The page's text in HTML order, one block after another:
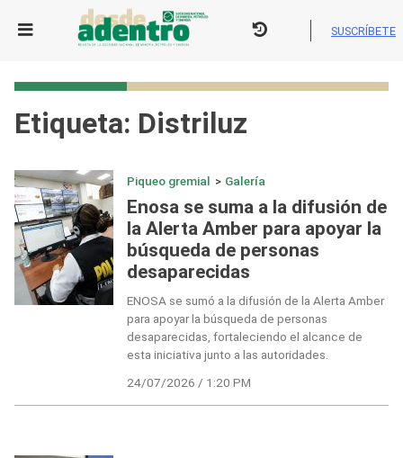
SUSCRÍBETE
Etiqueta: Distriluz
Piqueo gremial > Galería
Enosa se suma a la difusión de
la Alerta Amber para apoyar la
búsqueda de personas
desaparecidas
ENOSA se sumó a la difusión de la Alerta Amber
para apoyar la búsqueda de personas
desaparecidas, fortaleciendo el alcance de
esta iniciativa junto a las autoridades.
24/07/2026 / 1:20 PM